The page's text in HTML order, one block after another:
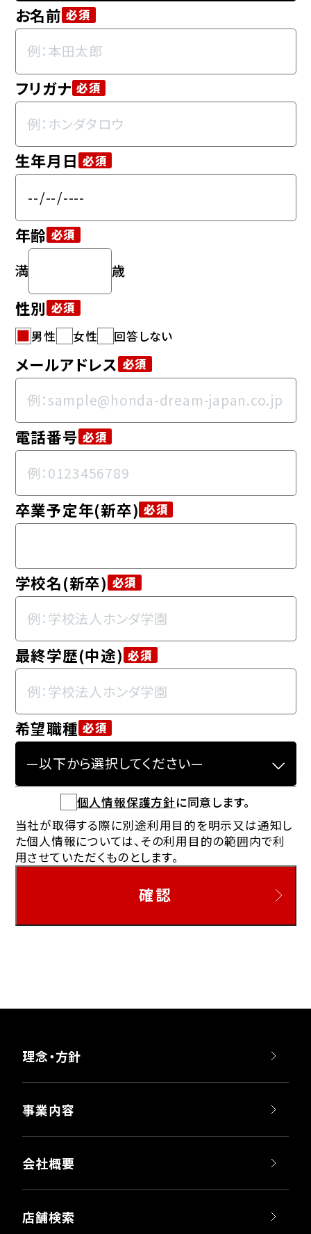
お名前 必須
フリガナ 必須
生年月日 必須
年齢 必須
性別 必須
男性
女性 回答しない
メールアドレス 必須
電話番号 必須
卒業予定年(新卒) 必須
学校名(新卒) 必須
最終学歴(中途) 必須
希望職種 必須
個人情報保護方針に同意します。
当社が取得する際に別途利用目的を明示又は通知し
た個人情報については、その利用目的の範囲内で利
用させていただくものとします。
確認
理念・方針
事業内容
会社概要
店舗検索